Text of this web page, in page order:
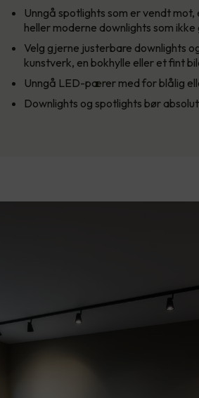
Unngå spotlights som er vendt
heller moderne downlights som
Velg gjerne justerbare downlights
kunstverk, en bokhylle eller et fint
Unngå LED-pærer med for blålig
Downlights og spotlights bør